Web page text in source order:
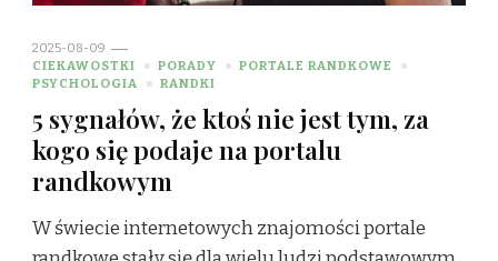
2025-08-09
CIEKAWOSTKI
PORADY
PORTALE RANDKOWE
PSYCHOLOGIA
RANDKI
5 sygnałów, że ktoś nie jest tym, za
kogo się podaje na portalu
randkowym
W świecie internetowych znajomości portale